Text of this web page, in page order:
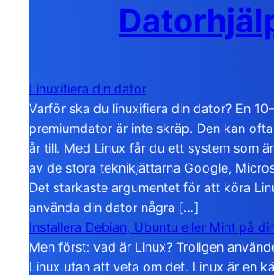
Linuxifiera din dator
Varför ska du linuxifiera din dator? En
premiumdator är inte skräp. Den kan
år till. Med Linux får du ett system som
av de stora teknikjättarna Google,
Det starkaste argumentet för att köra
använda din dator några […]
Installera Debian, Ubuntu eller Mint på
Men först: vad är Linux? Troligen
Linux utan att veta om det. Linux är en